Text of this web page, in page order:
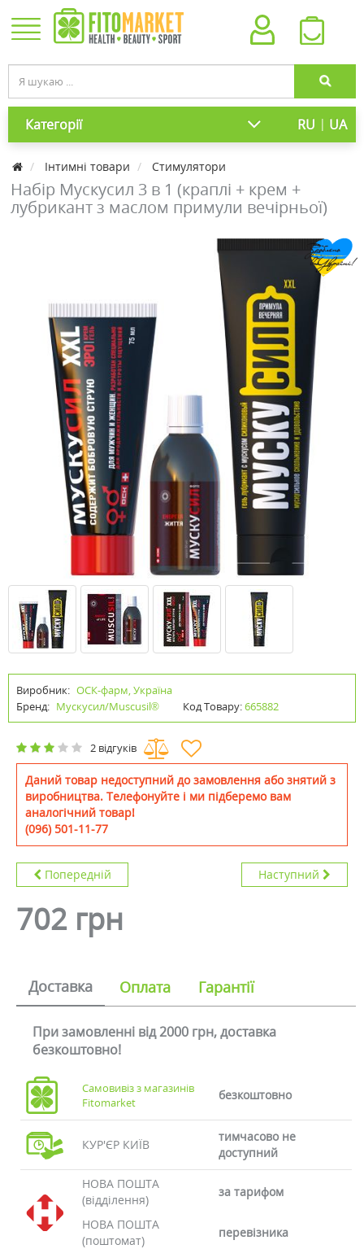
Категорії RU | UA
Інтимні товари Стимулятори
Набір Мускусил 3 в 1 (краплі + крем +
лубрикант з маслом примули вечірньої)
Виробник: ОСК-фарм, Україна
Бренд: Мускусил/Muscusil® Код Товару:665882
2 відгуків
Даний товар недоступний до замовлення або знятий з
виробництва. Телефонуйте і ми підберемо вам
аналогічний товар!
(096) 501-11-77
Попередній Наступний
702 грн
Доставка Оплата Гарантії
При замовленні від 2000 грн, доставка
безкоштовно!
Самовивіз з магазинів
Fitomarket
безкоштовно
КУР'ЄР КИЇВ
тимчасово не
доступний
НОВА ПОШТА
(відділення)
за тарифом
НОВА ПОШТА
(поштомат)
перевізника